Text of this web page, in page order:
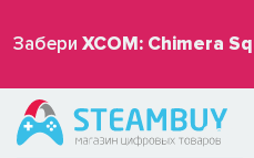
Забери XCOM: Chimera